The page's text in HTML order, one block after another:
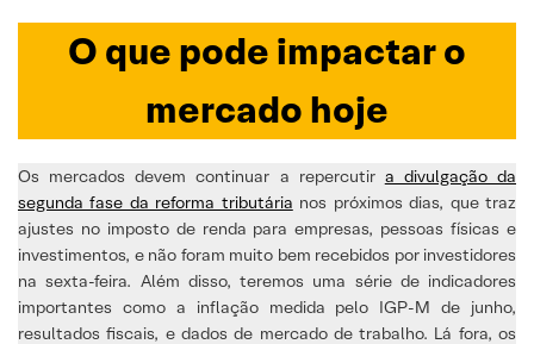
O que pode impactar o
mercado hoje
Os mercados devem continuar a repercutir a divulgação da
segunda fase da reforma tributária nos próximos dias, que traz
ajustes no imposto de renda para empresas, pessoas físicas e
investimentos, e não foram muito bem recebidos por investidores
na sexta-feira. Além disso, teremos uma série de indicadores
importantes como a inflação medida pelo IGP-M de junho,
resultados fiscais, e dados de mercado de trabalho. Lá fora, os